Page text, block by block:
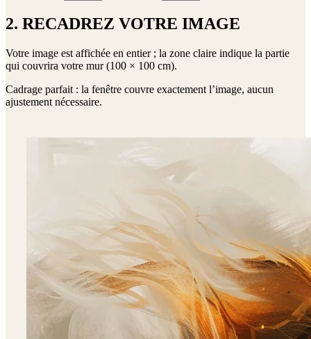
2. RECADREZ VOTRE IMAGE
Votre image est affichée en entier ; la zone claire indique la partie
qui couvrira votre mur (100 × 100 cm).
Cadrage parfait : la fenêtre couvre exactement l’image, aucun
ajustement nécessaire.